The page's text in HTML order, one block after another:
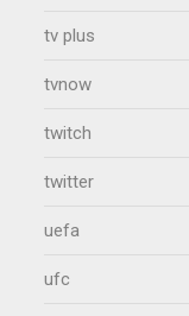
tv plus
tvnow
twitch
twitter
uefa
ufc